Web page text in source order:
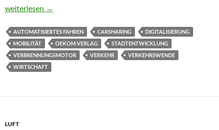
Wege aus dem Verkehrskollaps
weiterlesen →
AUTOMATISIERTES FAHREN CARSHARING
DIGITALISIERUNG
MOBILITÄT
OEKOM VERLAG
STADTENTWICKLUNG
VERBRENNUNGSMOTOR
VERKEHR
VERKEHRSWENDE
WIRTSCHAFT
LUFT